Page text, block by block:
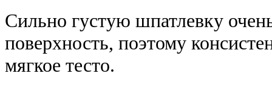
Сильно густую шпатлевку
поверхность, поэтому
мягкое тесто.